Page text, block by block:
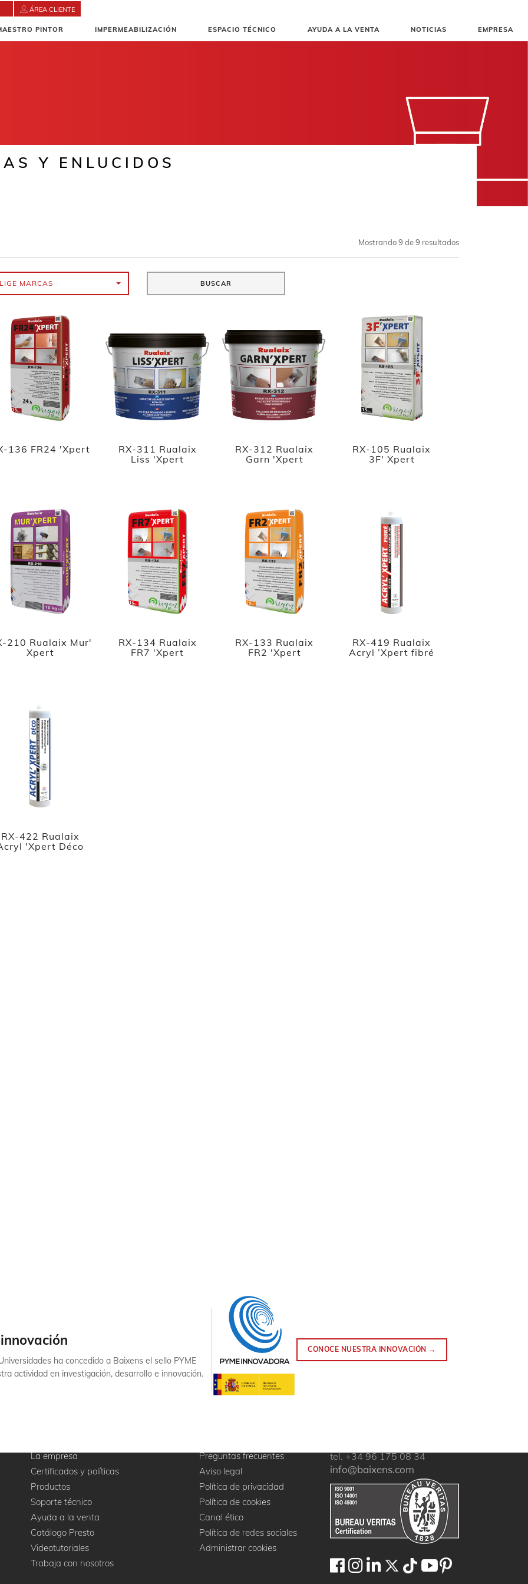
ÁREA CLIENTE
PINTOR IMPERMEABILIZACIÓN ESPACIO TÉCNICO AYUDA A LA VENTA NOTICIAS EMPRESA
Y ENLUCIDOS
Mostrando9 de 9 resultados
MARCAS BUSCAR
136 FR24 'Xpert
RX-311 Rualaix
Liss 'Xpert
RX-312 Rualaix
Garn 'Xpert
RX-105 Rualaix
3F' Xpert
210 Rualaix Mur'
Xpert
RX-134 Rualaix
FR7 'Xpert
RX-133 Rualaix
FR2 'Xpert
RX-419 Rualaix
Acryl ’Xpert fibré
RX-422 Rualaix
'Xpert Déco
ha concedido a Baixens el sello PYME
actividad en investigación, desarrollo e innovación.
CONOCE NUESTRA INNOVACIÓN →
La empresa
Certificados y políticas
Productos
Soporte técnico
Ayuda a la venta
Catálogo Presto
Videotutoriales
Trabaja con nosotros
Preguntas frecuentes
Aviso legal
Política de privacidad
Política de cookies
Canal ético
Política de redes sociales
Administrar cookies
tel. +34 96 175 08 34
info@baixens.com